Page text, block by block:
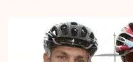
Waar kan ik schaatsen en skaten?
Evenementen
Livestreams
Olympische Spelen
Medaille overzicht